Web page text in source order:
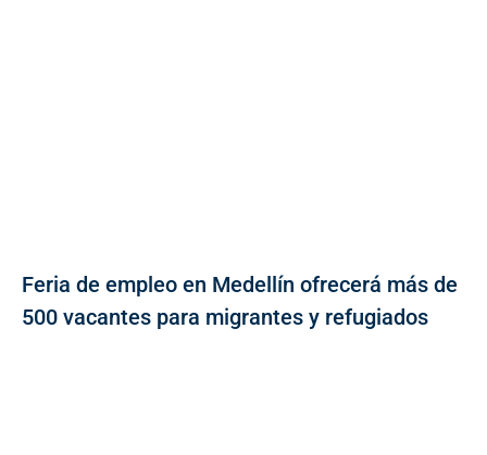
Feria de empleo en Medellín ofrecerá más de
500 vacantes para migrantes y refugiados